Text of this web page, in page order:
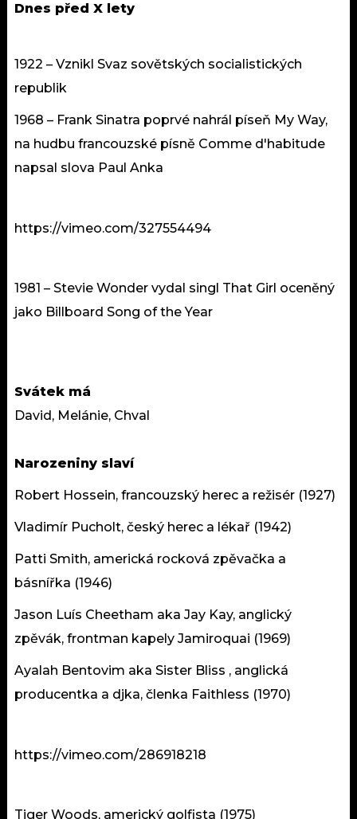
Dnes před X lety
1922 – Vznikl Svaz sovětských socialistických
republik
1968 – Frank Sinatra poprvé nahrál píseň My Way,
na hudbu francouzské písně Comme d'habitude
napsal slova Paul Anka
https://vimeo.com/327554494
1981 – Stevie Wonder vydal singl That Girl oceněný
jako Billboard Song of the Year
Svátek má
David, Melánie, Chval
Narozeniny slaví
Robert Hossein, francouzský herec a režisér (1927)
Vladimír Pucholt, český herec a lékař (1942)
Patti Smith, americká rocková zpěvačka a
básnířka (1946)
Jason Luís Cheetham aka Jay Kay, anglický
zpěvák, frontman kapely Jamiroquai (1969)
Ayalah Bentovim aka Sister Bliss , anglická
producentka a djka, členka Faithless (1970)
https://vimeo.com/286918218
Tiger Woods, americký golfista (1975)